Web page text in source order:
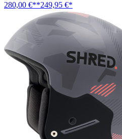
280,00 €**249,95 €*